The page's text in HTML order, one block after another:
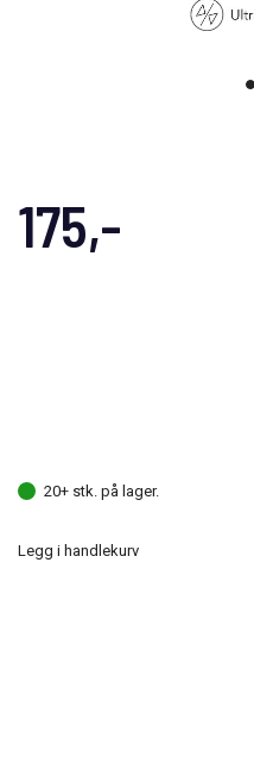
175,-
20+ stk. på lager.
Legg i handlekurv